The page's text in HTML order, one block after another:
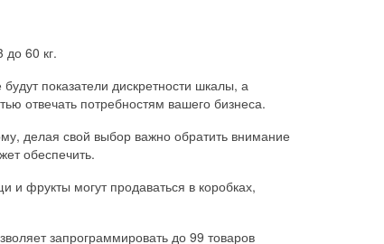
60 кг.
показатели дискретности шкалы, а
отвечать потребностям вашего бизнеса.
делая свой выбор важно обратить внимание
обеспечить.
и фрукты могут продаваться в коробках,
запрограммировать до 99 товаров